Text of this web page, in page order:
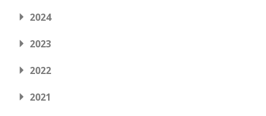
2024
2023
2022
2021